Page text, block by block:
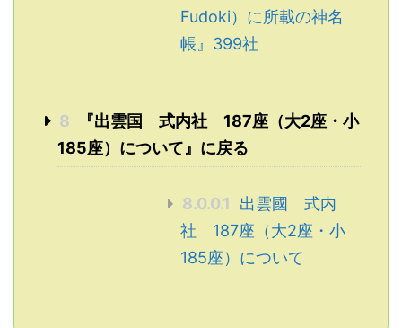
Fudoki）に所載の神名
帳』399社
8
『出雲国 式内社 187座（大2座・小
185座）について』に戻る
8.0.0.1
出雲國 式内
社 187座（大2座・小
185座）について